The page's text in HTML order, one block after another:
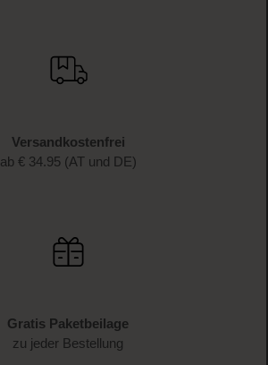
Versandkostenfrei
ab € 34.95 (AT und DE)
Gratis Paketbeilage
zu jeder Bestellung